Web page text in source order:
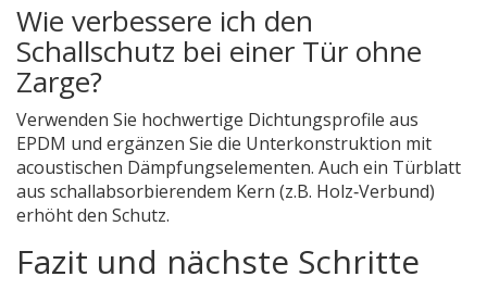
Wie verbessere ich den
Schallschutz bei einer Tür ohne
Zarge?
Verwenden Sie hochwertige Dichtungsprofile aus
EPDM und ergänzen Sie die Unterkonstruktion mit
acoustischen Dämpfungselementen. Auch ein Türblatt
aus schallabsorbierendem Kern (z.B. Holz‑Verbund)
erhöht den Schutz.
Fazit und nächste Schritte